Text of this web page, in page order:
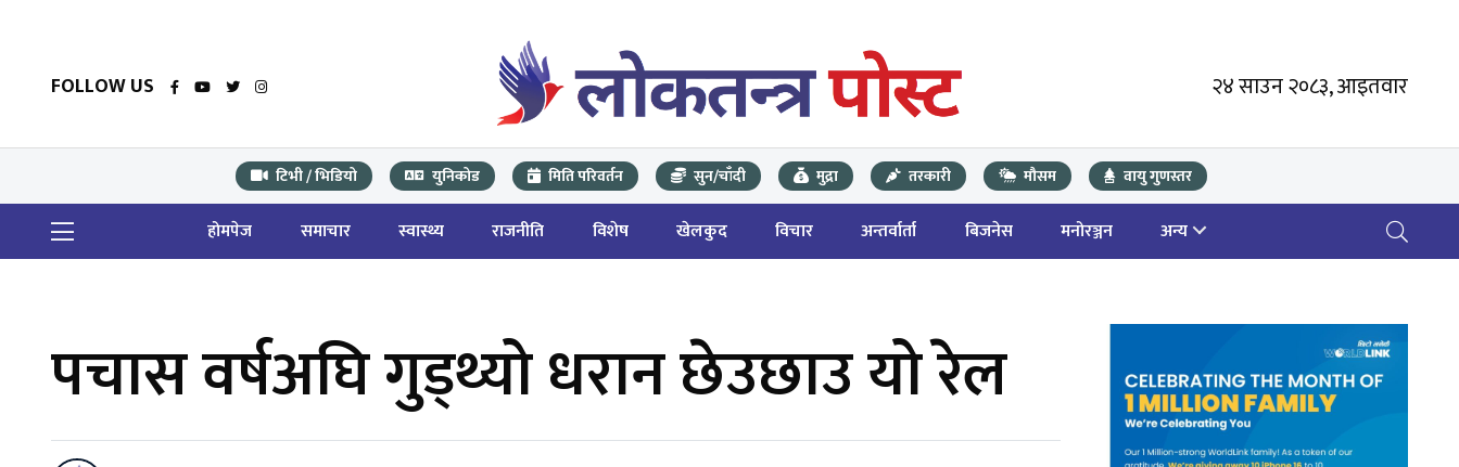
FOLLOW US २४ साउन २०८३, आइतवार
टिभी / भिडियो युनिकोड मिति परिवर्तन सुन/चाँदी मुद्रा तरकारी मौसम वायु गुणस्तर
होमपेज समाचार स्वास्थ्य राजनीति विशेष खेलकुद विचार अन्तर्वार्ता बिजनेस मनोरञ्जन अन्य
पचास वर्षअघि गुड्थ्यो धरान छेउछाउ यो रेल